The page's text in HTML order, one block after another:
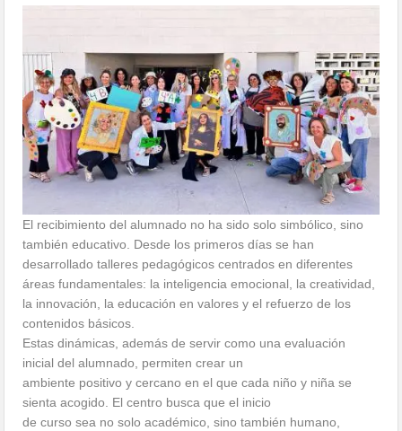
El recibimiento del alumnado no ha sido solo simbólico, sino
también educativo. Desde los primeros días se han
desarrollado talleres pedagógicos centrados en diferentes
áreas fundamentales: la inteligencia emocional, la creatividad,
la innovación, la educación en valores y el refuerzo de los
contenidos básicos.
Estas dinámicas, además de servir como una evaluación
inicial del alumnado, permiten crear un
ambiente positivo y cercano en el que cada niño y niña se
sienta acogido. El centro busca que el inicio
de curso sea no solo académico, sino también humano,